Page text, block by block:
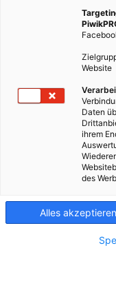
Website
Daten
ihrem
des
Alles akzeptieren